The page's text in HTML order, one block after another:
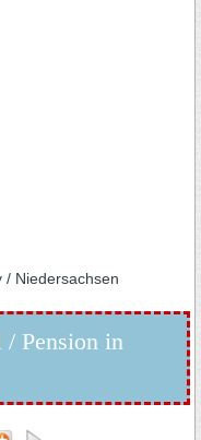
/ Niedersachsen
Pension in